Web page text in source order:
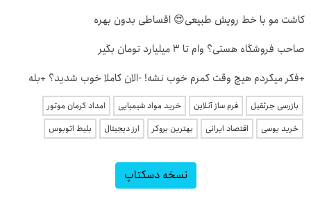
کاشت مو با خط رویش طبیعی😍 اقساطی بدون بهره
صاحب فروشگاه هستی؟ وام تا ۳ میلیارد تومان بگیر
+فکر میکردم هیچ وقت کمرم خوب نشه! -الان کاملا خوب شدید؟ +بله
بازرسی جرثقیل فرم ساز آنلاین خرید مواد شیمیایی
امداد کرمان موتور
خرید یوسی
اقتصاد ایرانی بهترین بروکر ارز دیجیتال بلیط اتوبوس
نسخه دسکتاپ